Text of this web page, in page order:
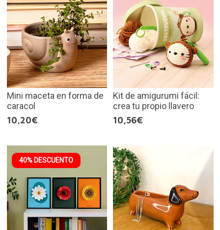
Mini maceta en forma de
caracol
10,20€
Kit de amigurumi fácil:
crea tu propio llavero
10,56€
40% DESCUENTO